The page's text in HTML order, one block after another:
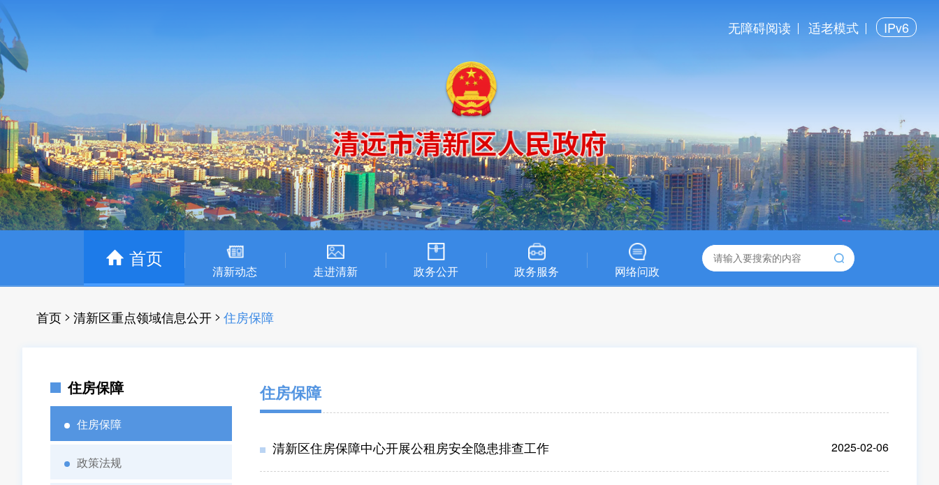
无障碍阅读 适老模式 IPv6
首页
清新动态 走进清新 政务公开 政务服务 网络问政
首页 > 清新区重点领域信息公开 > 住房保障
住房保障
住房保障
政策法规
住房保障
清新区住房保障中心开展公租房安全隐患排查工作 2025-02-06